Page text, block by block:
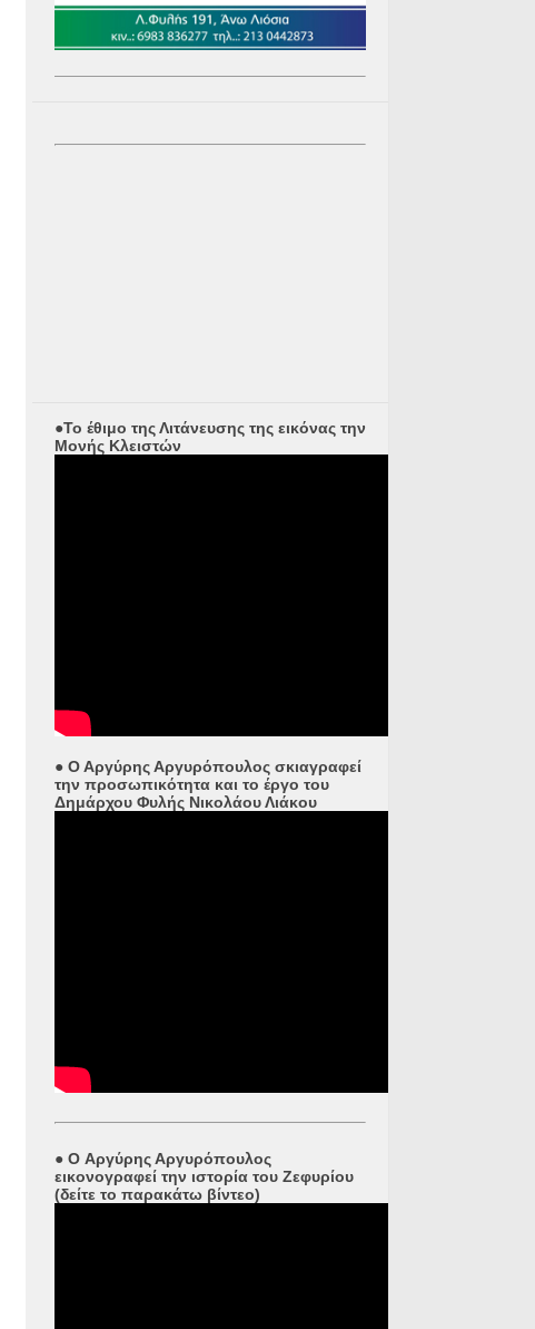
●Το έθιμο της Λιτάνευσης της εικόνας την
Μονής Κλειστών
● Ο Αργύρης Αργυρόπουλος σκιαγραφεί
την προσωπικότητα και το έργο του
Δημάρχου Φυλής Νικολάου Λιάκου
● O Αργύρης Αργυρόπουλος
εικονογραφεί την ιστορία του Ζεφυρίου
(δείτε το παρακάτω βίντεο)